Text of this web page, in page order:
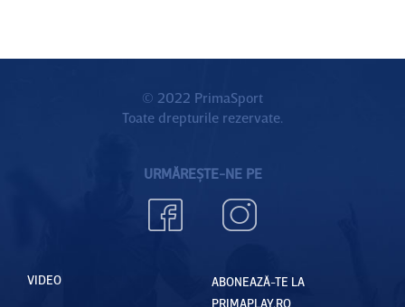
© 2022 PrimaSport
Toate drepturile rezervate.
URMĂREȘTE-NE PE
VIDEO
ABONEAZĂ-TE LA
PRIMAPLAY.RO